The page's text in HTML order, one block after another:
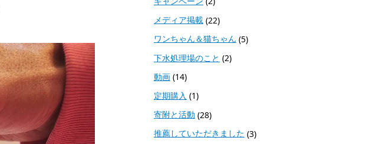
メディア掲載 (22)
ワンちゃん＆猫ちゃん (5)
下水処理場のこと (2)
動画 (14)
定期購入 (1)
寄附と活動 (28)
推薦していただきました (3)